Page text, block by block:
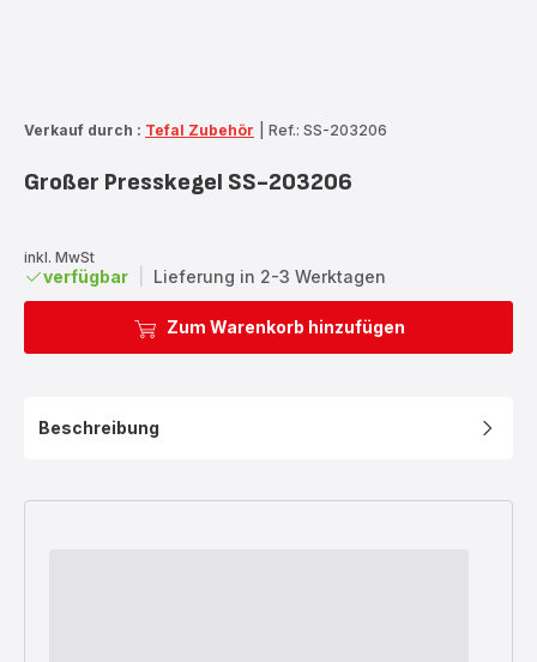
Verkauf durch : Tefal Zubehör Ref.: SS-203206
Großer Presskegel SS-203206
inkl. MwSt
verfügbar Lieferung in 2-3 Werktagen
Zum Warenkorb hinzufügen
Beschreibung